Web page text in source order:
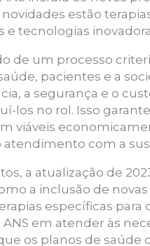
estão
e tecnologias
de um processo
pacientes e a
a segurança e o
los no rol. Isso
viáveis
com a
a atualização de
a inclusão de
específicas
em atender às
os planos de